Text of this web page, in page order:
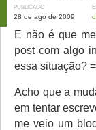
PUBLICADO
28 de ago de 2009
E não é que
post com algo
essa situação?
Acho que a
em tentar
me veio um